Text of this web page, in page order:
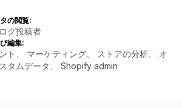
の閲覧:
グ投稿者
編集:
ト、 マーケティング、 ストアの分析、 オ
タムデータ、 Shopify admin